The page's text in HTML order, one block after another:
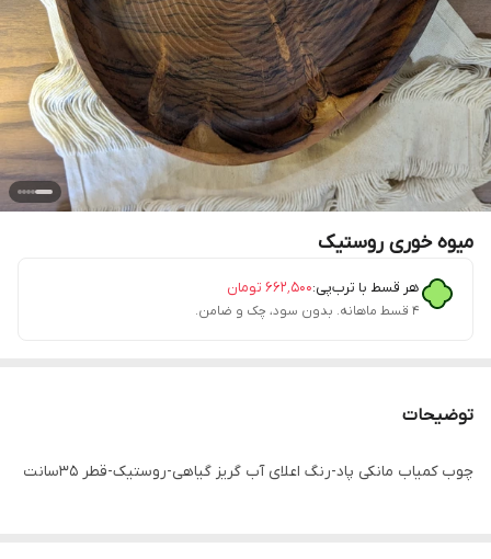
میوه خوری روستیک
هر قسط با ترب‌پی:۶۶۲٬۵۰۰ تومان
۴ قسط ماهانه. بدون سود، چک و ضامن.
توضیحات
چوب کمیاب مانکی پاد-رنگ اعلای آب گریز گیاهی-روستیک-قطر 35سانت